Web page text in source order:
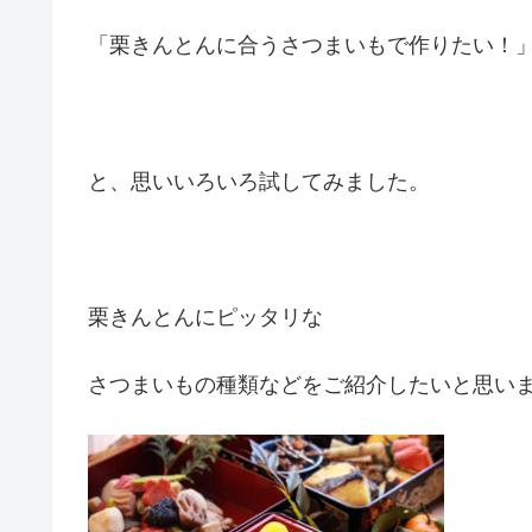
「栗きんとんに合うさつまいもで作りたい！」
と、思いいろいろ試してみました。
栗きんとんにピッタリな
さつまいもの種類などをご紹介したいと思いま